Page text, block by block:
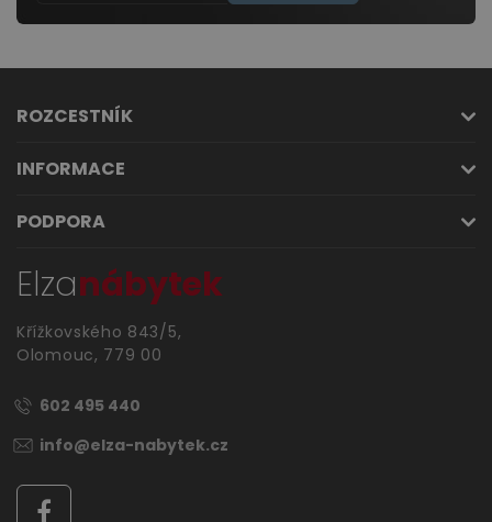
ROZCESTNÍK
INFORMACE
PODPORA
Elzanábytek
Křížkovského 843/5,
Olomouc, 779 00
602 495 440
info@elza-nabytek.cz